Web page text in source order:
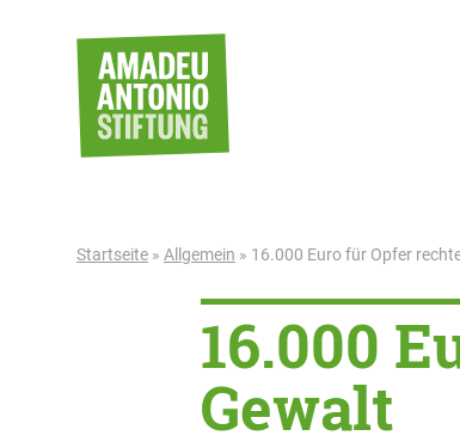
Startseite » Allgemein » 16.000 Euro für Opfer
16.000
Gewalt